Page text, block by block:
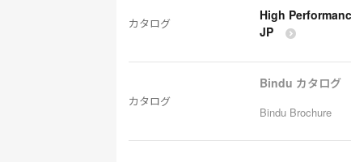
カタログ
High
JP
カタログ
Bindu カタログ
Bindu Brochure